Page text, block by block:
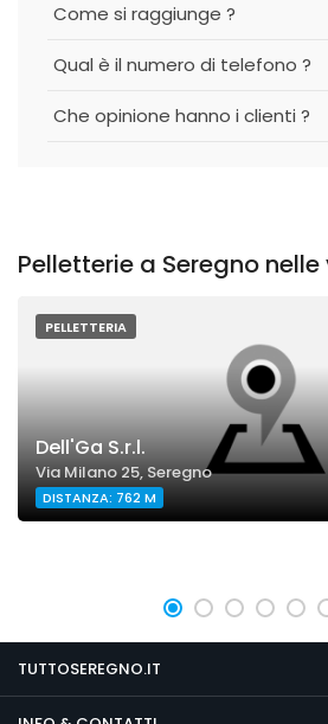
Come si raggiunge ?
Qual è il numero di telefono ?
Che opinione hanno i clienti ?
Pelletterie a Seregno
PELLETTERIA
Dell'Ga S.r.l.
Via Milano 25, Seregno
DISTANZA: 762 M
TUTTOSEREGNO.IT